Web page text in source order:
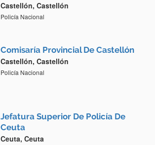
Castellón, Castellón
Policía Nacional
Comisaría Provincial De Castellón
Castellón, Castellón
Policía Nacional
Jefatura Superior De Policía De
Ceuta
Ceuta, Ceuta